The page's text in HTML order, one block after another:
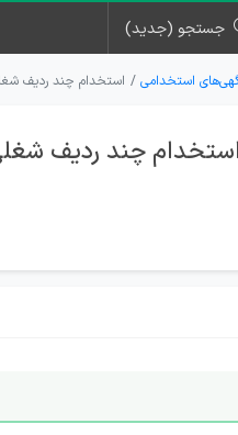
جستجو (جدید)
استخدامی استخدام چند ردیف
استخدام چند ردیف